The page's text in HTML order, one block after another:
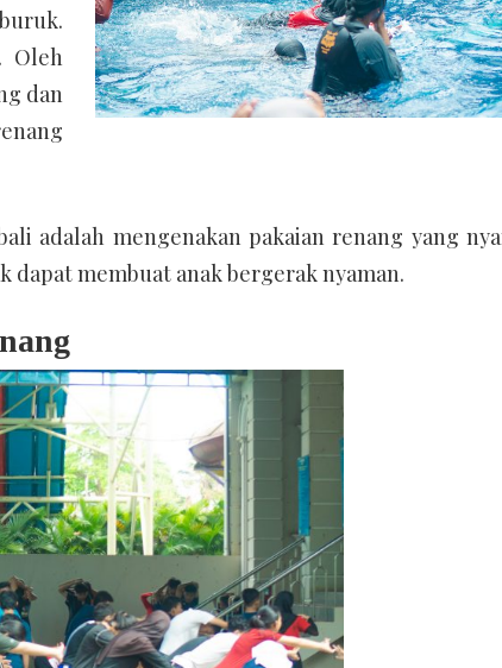
Oleh
dan
adalah mengenakan pakaian renang yang
dapat membuat anak bergerak nyaman.